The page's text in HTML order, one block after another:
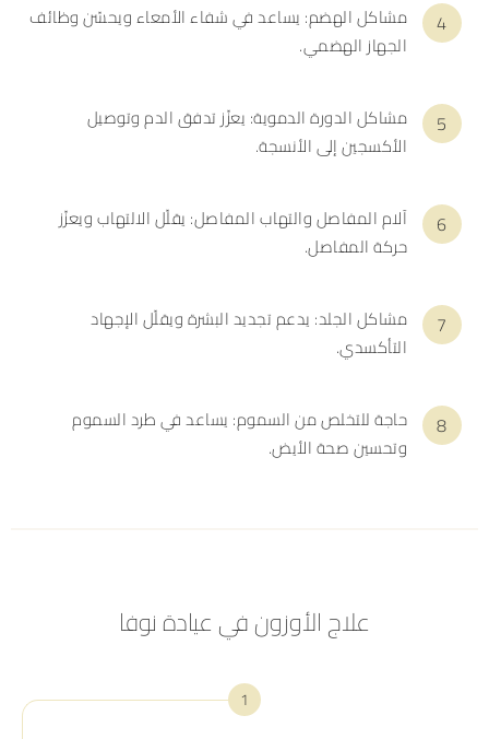
مشاكل الهضم: يساعد في شفاء الأمعاء ويحسّن وظائف
الجهاز الهضمي.
مشاكل الدورة الدموية: يعزّز تدفق الدم وتوصيل
الأكسجين إلى الأنسجة.
آلام المفاصل والتهاب المفاصل: يقلّل الالتهاب ويعزّز
حركة المفاصل.
مشاكل الجلد: يدعم تجديد البشرة ويقلّل الإجهاد
التأكسدي.
حاجة للتخلص من السموم: يساعد في طرد السموم
وتحسين صحة الأيض.
علاج الأوزون في عيادة نوفا
1